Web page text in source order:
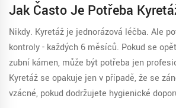
Jak Často Je Potřeba
Nikdy. Kyretáž je jednorázová léčba. Ale
kontroly - každých 6 měsíců. Pokud se
zubní kámen, může být potřeba jen
Kyretáž se opakuje jen v případě, že se
vzácné, pokud dodržujete hygienické